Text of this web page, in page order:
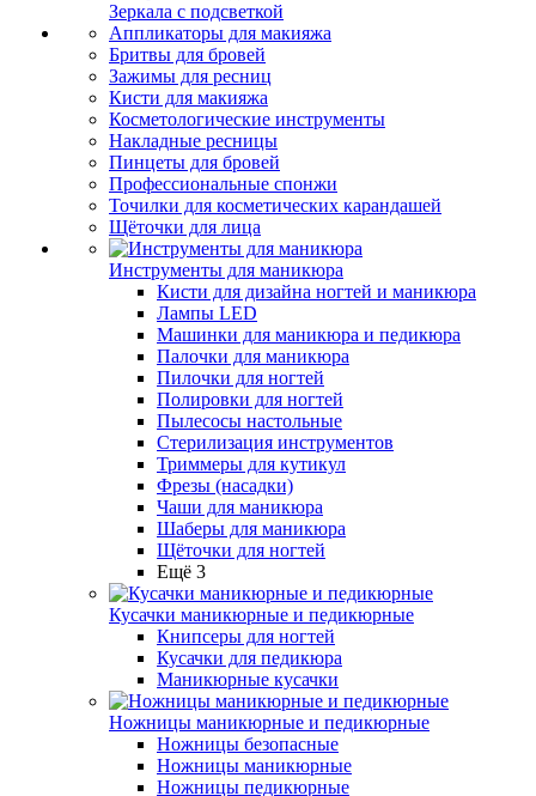
Зеркала с подсветкой
Аппликаторы для макияжа
Бритвы для бровей
Зажимы для ресниц
Кисти для макияжа
Косметологические инструменты
Накладные ресницы
Пинцеты для бровей
Профессиональные спонжи
Точилки для косметических карандашей
Щёточки для лица
Инструменты для маникюра
Кисти для дизайна ногтей и маникюра
Лампы LED
Машинки для маникюра и педикюра
Палочки для маникюра
Пилочки для ногтей
Полировки для ногтей
Пылесосы настольные
Стерилизация инструментов
Триммеры для кутикул
Фрезы (насадки)
Чаши для маникюра
Шаберы для маникюра
Щёточки для ногтей
Ещё 3
Кусачки маникюрные и педикюрные
Книпсеры для ногтей
Кусачки для педикюра
Маникюрные кусачки
Ножницы маникюрные и педикюрные
Ножницы безопасные
Ножницы маникюрные
Ножницы педикюрные